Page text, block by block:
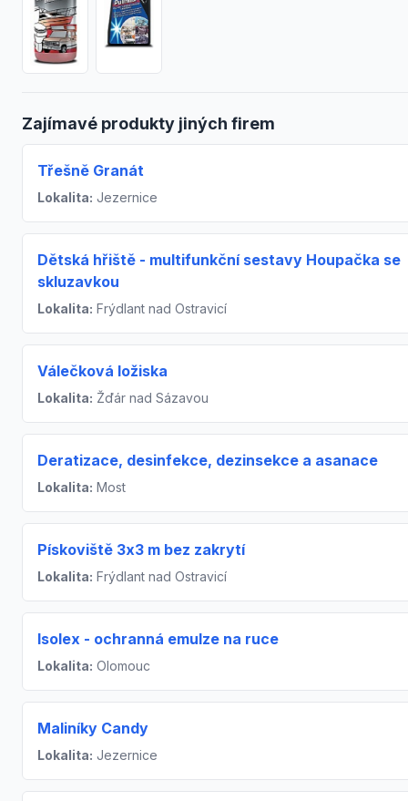
Zajímavé produkty jiných firem
Třešně Granát
Lokalita: Jezernice
Dětská hřiště - multifunkční sestavy Houpačka se
skluzavkou
Lokalita: Frýdlant nad Ostravicí
Válečková ložiska
Lokalita: Žďár nad Sázavou
Deratizace, desinfekce, dezinsekce a asanace
Lokalita: Most
Pískoviště 3x3 m bez zakrytí
Lokalita: Frýdlant nad Ostravicí
Isolex - ochranná emulze na ruce
Lokalita: Olomouc
Maliníky Candy
Lokalita: Jezernice